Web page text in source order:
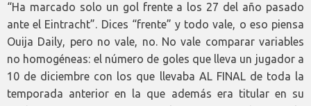
“Ha marcado solo un gol frente a los 27 del año pasado
ante el Eintracht”. Dices “frente” y todo vale, o eso piensa
Ouija Daily, pero no vale, no. No vale comparar variables
no homogéneas: el número de goles que lleva un jugador a
10 de diciembre con los que llevaba AL FINAL de toda la
temporada anterior en la que además era titular en su